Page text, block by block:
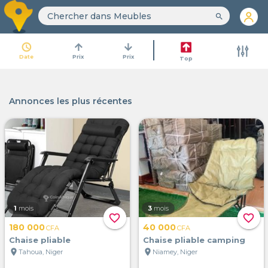
search
access_time
Date
arrow_upward
Prix
arrow_downward
Prix Top
Annonces les plus récentes
favorite_border
1 mois
180 000CFA
Chaise pliable
location_on Tahoua, Niger
favorite_border
3 mois
40 000CFA
Chaise pliable camping
location_on Niamey, Niger